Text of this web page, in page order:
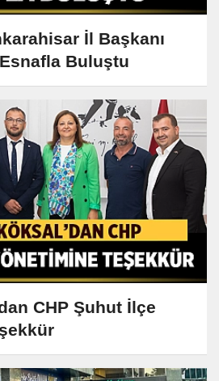
İl Başkanı
Buluştu
CHP Şuhut İlçe